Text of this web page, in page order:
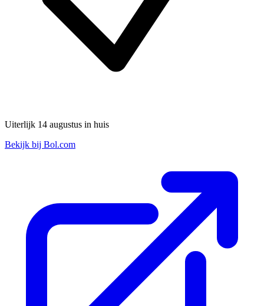
Uiterlijk 14 augustus in huis
Bekijk bij Bol.com